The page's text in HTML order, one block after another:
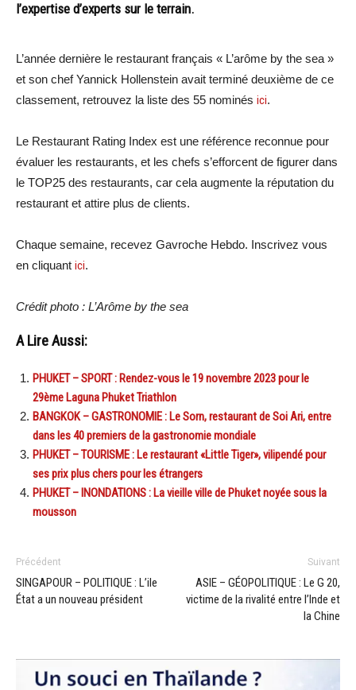
l’expertise d’experts sur le terrain.
L’année dernière le restaurant français « L’arôme by the sea »
et son chef Yannick Hollenstein avait terminé deuxième de ce
classement, retrouvez la liste des 55 nominés ici.
Le Restaurant Rating Index est une référence reconnue pour
évaluer les restaurants, et les chefs s’efforcent de figurer dans
le TOP25 des restaurants, car cela augmente la réputation du
restaurant et attire plus de clients.
Chaque semaine, recevez Gavroche Hebdo. Inscrivez vous
en cliquant ici.
Crédit photo : L’Arôme by the sea
A Lire Aussi:
PHUKET – SPORT : Rendez-vous le 19 novembre 2023 pour le
29ème Laguna Phuket Triathlon
BANGKOK – GASTRONOMIE : Le Sorn, restaurant de Soi Ari, entre
dans les 40 premiers de la gastronomie mondiale
PHUKET – TOURISME : Le restaurant «Little Tiger», vilipendé pour
ses prix plus chers pour les étrangers
PHUKET – INONDATIONS : La vieille ville de Phuket noyée sous la
mousson
Précédent
SINGAPOUR – POLITIQUE : L’ile
État a un nouveau président
Suivant
ASIE – GÉOPOLITIQUE : Le G 20,
victime de la rivalité entre l’Inde et
la Chine